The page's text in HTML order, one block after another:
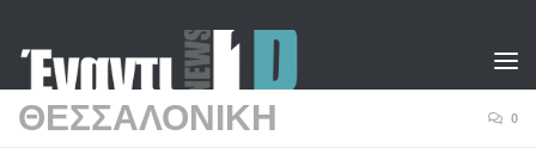
ΘΕΣΣΑΛΟΝΙΚΗ 0